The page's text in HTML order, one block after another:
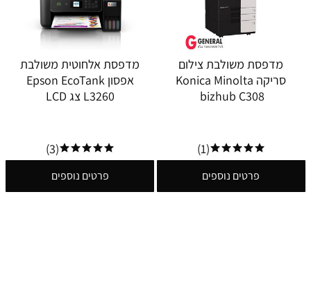
מדפסת משולבת צילום
סריקה Konica Minolta
bizhub C308
(1)
פרטים נוספים
מדפסת אלחוטית משולבת
אפסון Epson EcoTank
L3260 צג LCD
(3)
פרטים נוספים